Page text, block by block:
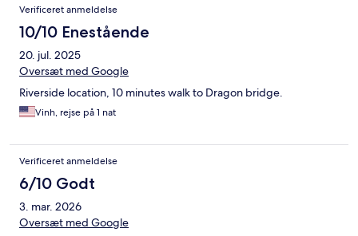
Verificeret anmeldelse
10/10 Enestående
20. jul. 2025
Oversæt med Google
Riverside location, 10 minutes walk to Dragon bridge.
Vinh, rejse på 1 nat
Verificeret anmeldelse
6/10 Godt
3. mar. 2026
Oversæt med Google